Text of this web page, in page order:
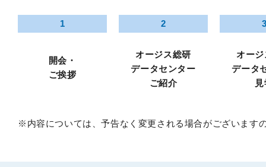
1
開会・
ご挨拶
2
オージス総研
データセンター
ご紹介
オー
データ
※内容については、予告なく変更される場合がございます